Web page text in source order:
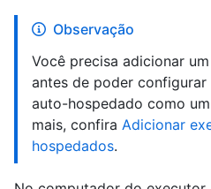
Observação
Você precisa adicionar
antes de poder
auto-hospedado como
mais, confira Adicionar
hospedados.